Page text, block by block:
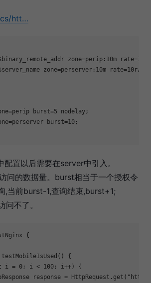
htt…
zone=perip: 10m rate=1
zone=perserver: 10m rate=10r/s;
burst=
5 nodelay;
burst=
10 ;
以后需要在server中引入。
问的数据量。burst相当于一个授权令
,当前burst-1,查询结束,burst+1;
不了。
{
testMobileIsUsed() {
i = 0 ; i < 100 ; i++) {
response = HttpRequest.get(